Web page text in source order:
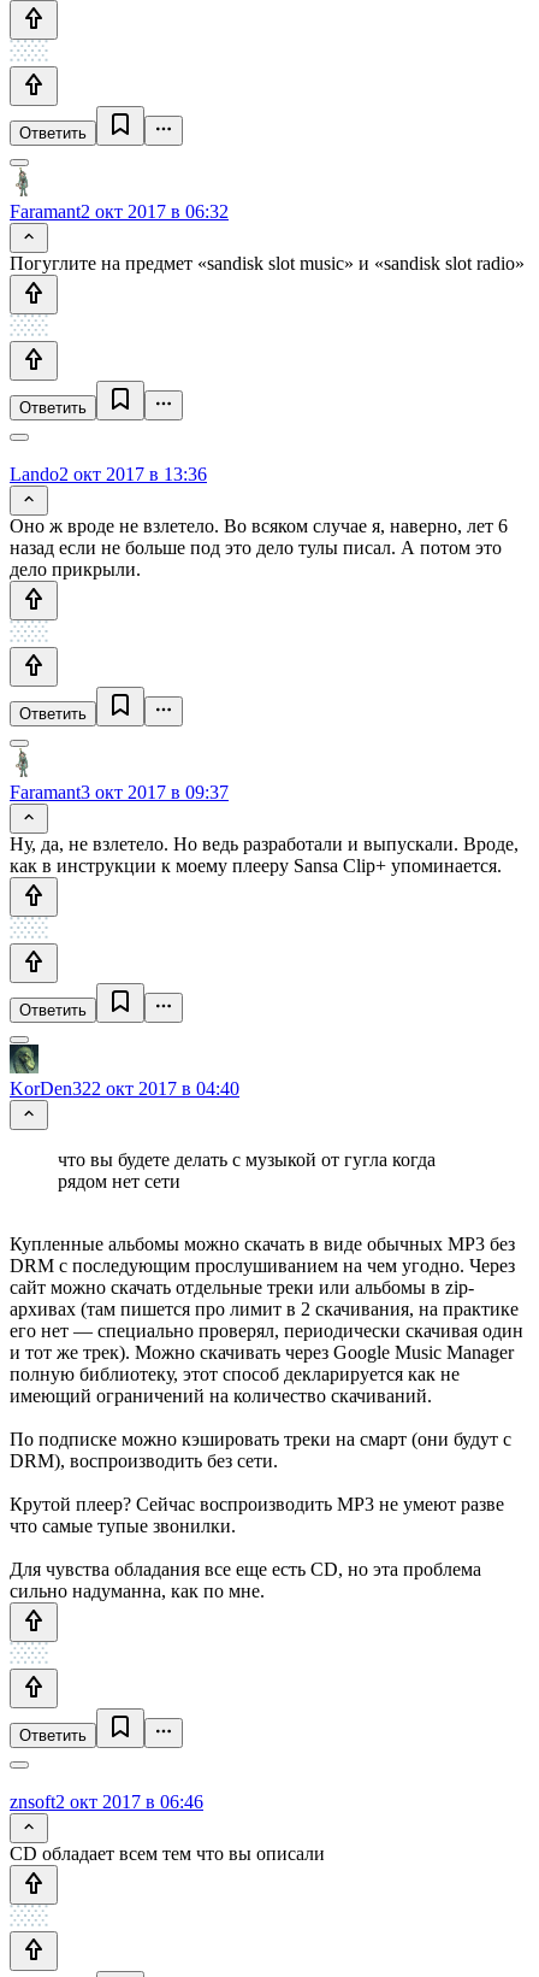
Ответить
Faramant2 окт 2017 в 06:32
Погуглите на предмет «sandisk slot music» и «sandisk slot radio»
Ответить
Lando2 окт 2017 в 13:36
Оно ж вроде не взлетело. Во всяком случае я, наверно, лет 6
назад если не больше под это дело тулы писал. А потом это
дело прикрыли.
Ответить
Faramant3 окт 2017 в 09:37
Ну, да, не взлетело. Но ведь разработали и выпускали. Вроде,
как в инструкции к моему плееру Sansa Clip+ упоминается.
Ответить
KorDen322 окт 2017 в 04:40
что вы будете делать с музыкой от гугла когда
рядом нет сети
Купленные альбомы можно скачать в виде обычных MP3 без
DRM с последующим прослушиванием на чем угодно. Через
сайт можно скачать отдельные треки или альбомы в zip-
архивах (там пишется про лимит в 2 скачивания, на практике
его нет — специально проверял, периодически скачивая один
и тот же трек). Можно скачивать через Google Music Manager
полную библиотеку, этот способ декларируется как не
имеющий ограничений на количество скачиваний.
По подписке можно кэшировать треки на смарт (они будут с
DRM), воспроизводить без сети.
Крутой плеер? Сейчас воспроизводить MP3 не умеют разве
что самые тупые звонилки.
Для чувства обладания все еще есть CD, но эта проблема
сильно надуманна, как по мне.
Ответить
znsoft2 окт 2017 в 06:46
CD обладает всем тем что вы описали